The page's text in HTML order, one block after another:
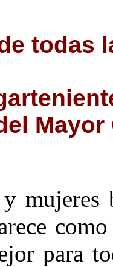
todas
Mayor
mujeres
para